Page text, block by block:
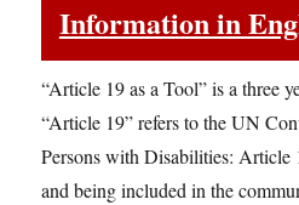
Information in
“Article 19 as a Tool” is a three
“Article 19” refers to the UN
Persons with Disabilities:
and being included in the